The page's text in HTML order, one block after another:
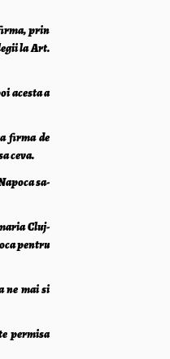
prin
la Art.
acesta a
firma de
ceva.
sa-
Cluj-
pentru
ne mai si
permisa